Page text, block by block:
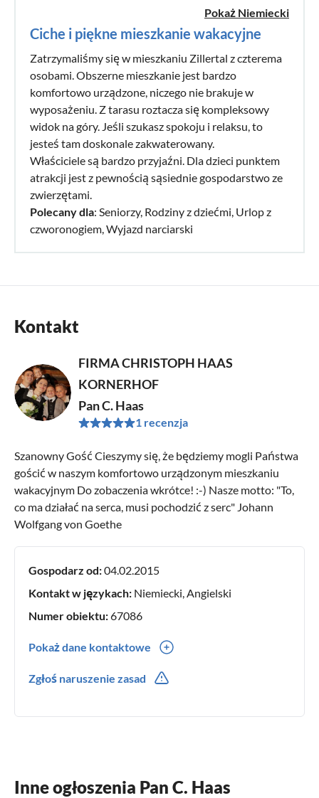
Pokaż Niemiecki
Ciche i piękne mieszkanie wakacyjne
Zatrzymaliśmy się w mieszkaniu Zillertal z czterema
osobami. Obszerne mieszkanie jest bardzo
komfortowo urządzone, niczego nie brakuje w
wyposażeniu. Z tarasu roztacza się kompleksowy
widok na góry. Jeśli szukasz spokoju i relaksu, to
jesteś tam doskonale zakwaterowany.
Właściciele są bardzo przyjaźni. Dla dzieci punktem
atrakcji jest z pewnością sąsiednie gospodarstwo ze
zwierzętami.
Polecany dla: Seniorzy, Rodziny z dziećmi, Urlop z
czworonogiem, Wyjazd narciarski
Kontakt
FIRMA CHRISTOPH HAAS
KORNERHOF
Pan C. Haas
1 recenzja
Szanowny Gość Cieszymy się, że będziemy mogli Państwa
gościć w naszym komfortowo urządzonym mieszkaniu
wakacyjnym Do zobaczenia wkrótce! :-) Nasze motto: "To,
co ma działać na serca, musi pochodzić z serc" Johann
Wolfgang von Goethe
Gospodarz od:04.02.2015
Kontakt w językach: Niemiecki, Angielski
Numer obiektu:67086
Pokaż dane kontaktowe
Zgłoś naruszenie zasad
Inne ogłoszenia Pan C. Haas